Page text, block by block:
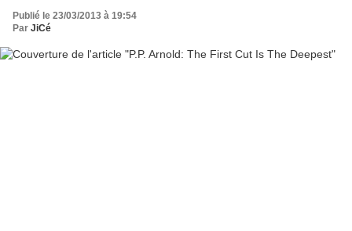
Publié le 23/03/2013 à 19:54
Par JiCé